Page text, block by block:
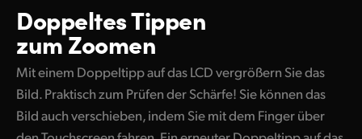
Doppeltes Tippen
zum Zoomen
Mit einem Doppeltipp auf das LCD vergrößern Sie das
Bild. Praktisch zum Prüfen der Schärfe! Sie können das
Bild auch verschieben, indem Sie mit dem Finger über